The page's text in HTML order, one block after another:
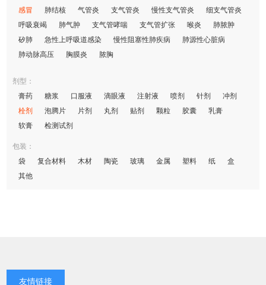
感冒
肺结核 气管炎 支气管炎 慢性支气管炎
细支气管炎
呼吸衰竭
肺气肿 支气管哮喘 支气管扩张 喉炎
肺脓肿
矽肺
急性上呼吸道感染 慢性阻塞性肺疾病
肺源性心脏病
肺动脉高压
胸膜炎 脓胸
剂型：
膏药
糖浆 口服液 滴眼液 注射液 喷剂 针剂
冲剂
栓剂
泡腾片 片剂 丸剂 贴剂 颗粒 胶囊
乳膏
软膏
检测试剂
包装：
袋
复合材料 木材 陶瓷 玻璃 金属 塑料 纸
盒
其他
友情链接